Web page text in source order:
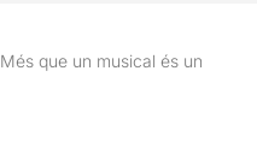
Més que un musical és un